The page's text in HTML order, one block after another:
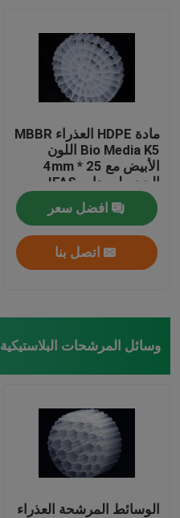
مادة HDPE العذراء MBBR
Bio Media K5 اللون
الأبيض مع 25 * 4mm
الحجم لمعدات IFAS
افضل سعر
اتصل بنا
وسائل المرشحات البلاستيكية
الوسائط المرشحة العذراء